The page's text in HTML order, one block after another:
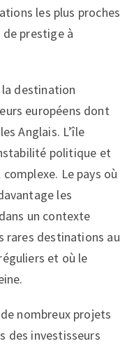
les plus proches
prestige à
la destination
européens dont
Anglais. L’île
politique et
Le pays où
les
un contexte
rares destinations au
et où le
nombreux projets
des investisseurs